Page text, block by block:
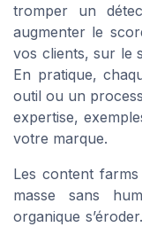
tromper un
augmenter le
vos clients, sur le
En pratique,
outil ou un
expertise,
votre marque.
Les content
masse sans
organique